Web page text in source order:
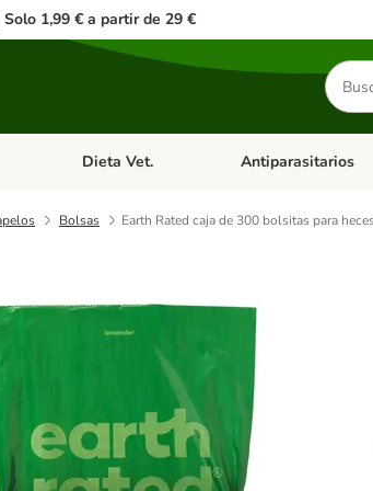
Solo 1,99 € a partir de 29 €
Buscar
abierto: Perros
Menú de categoria abierto: Gatos
Dieta Vet. Menú de categoria
Antiparasitarios
Bolsas Earth Rated caja de 300 bolsitas para